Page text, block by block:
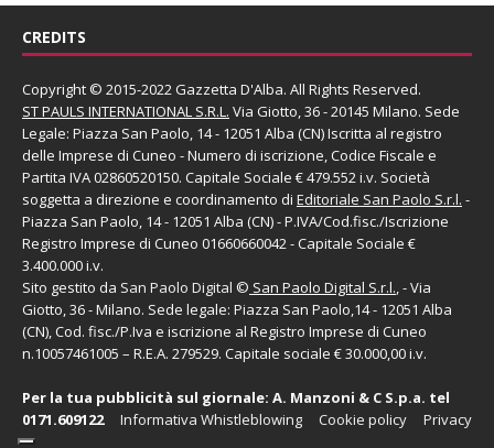
CREDITS
Copyright © 2015-2022 Gazzetta D'Alba. All Rights Reserved.
ST PAULS INTERNATIONAL S.R.L. Via Giotto, 36 - 20145 Milano. Sede
Legale: Piazza San Paolo, 14 - 12051 Alba (CN) Iscritta al registro
delle Imprese di Cuneo - Numero di iscrizione, Codice Fiscale e
Partita IVA 02860520150. Capitale Sociale € 479.552 i.v. Società
soggetta a direzione e coordinamento di Editoriale San Paolo S.r.l. -
Piazza San Paolo, 14 - 12051 Alba (CN) - P.IVA/Cod.fisc./Iscrizione
Registro Imprese di Cuneo 01660660042 - Capitale Sociale €
3.400.000 i.v.
Sito gestito da San Paolo Digital © San Paolo Digital S.r.l., - Via
Giotto, 36 - Milano. Sede legale: Piazza San Paolo,14 - 12051 Alba
(CN), Cod. fisc./P.Iva e iscrizione al Registro Imprese di Cuneo
n.10057461005 – R.E.A. 279529. Capitale sociale € 30.000,00 i.v.
Per la tua pubblicità sul giornale: A. Manzoni & C S.p.a. tel
0171.609122
Privacy
Cookie policy
Informativa Whistleblowing